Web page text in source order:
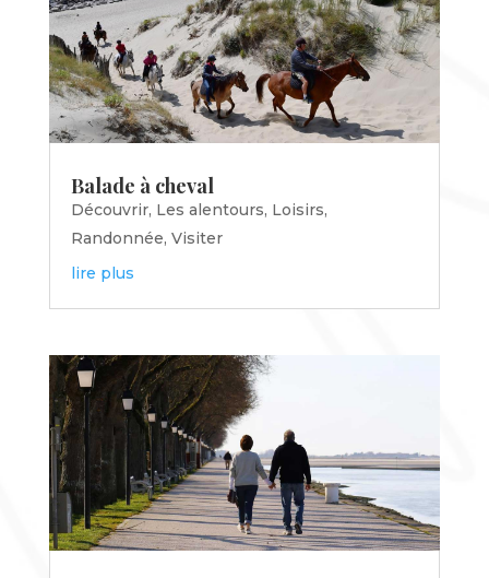
Balade à cheval
Découvrir, Les alentours, Loisirs,
Randonnée, Visiter
lire plus